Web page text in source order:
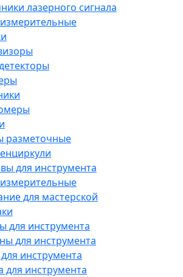
лазерного сигнала
разметочные
для инструмента
для мастерской
для инструмента
для инструмента
инструмента
для инструмента